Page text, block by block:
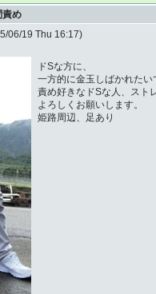
め
06/19 Thu 16:17)
ドSな方に、
一方的に金玉しばかれたい
責め好きなドSな人、スト
よろしくお願いします。
姫路周辺、足あり